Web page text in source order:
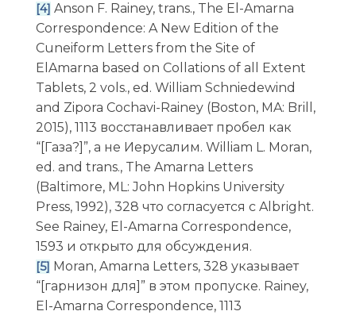
[4] Anson F. Rainey, trans., The El-Amarna
Correspondence: A New Edition of the
Cuneiform Letters from the Site of
ElAmarna based on Collations of all Extent
Tablets, 2 vols., ed. William Schniedewind
and Zipora Cochavi-Rainey (Boston, MA: Brill,
2015), 1113 восстанавливает пробел как
“[Газа?]”, а не Иерусалим. William L. Moran,
ed. and trans., The Amarna Letters
(Baltimore, ML: John Hopkins University
Press, 1992), 328 что согласуется с Albright.
See Rainey, El-Amarna Correspondence,
1593 и открыто для обсуждения.
[5] Moran, Amarna Letters, 328 указывает
“[гарнизон для]” в этом пропуске. Rainey,
El-Amarna Correspondence, 1113